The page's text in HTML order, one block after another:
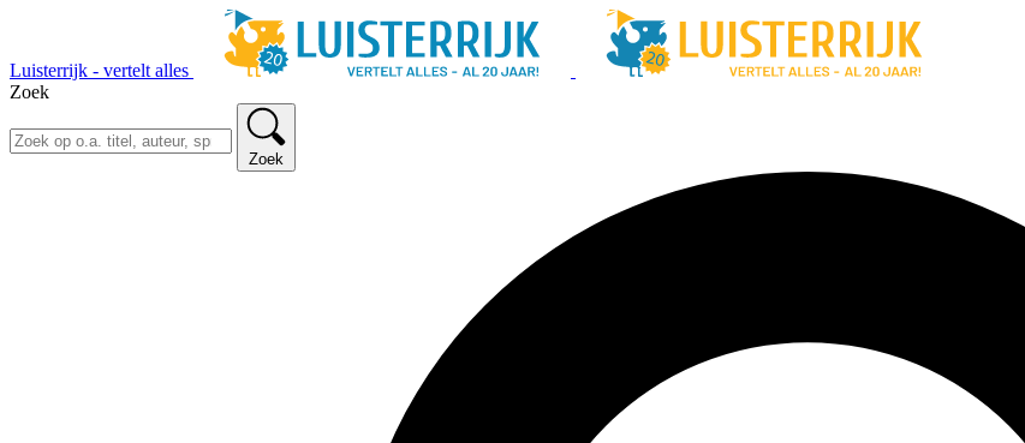
Luisterrijk - vertelt alles
Zoek
Zoek